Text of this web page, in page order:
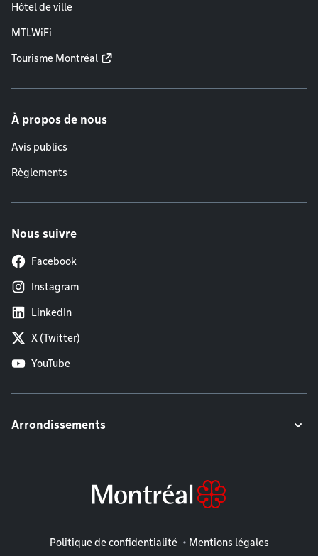
Hôtel de ville
MTLWiFi
Tourisme Montréal
À propos de nous
Avis publics
Règlements
Nous suivre
Facebook
Instagram
LinkedIn
X (Twitter)
YouTube
Arrondissements
Mentions légales
Politique de confidentialité Mentions légales